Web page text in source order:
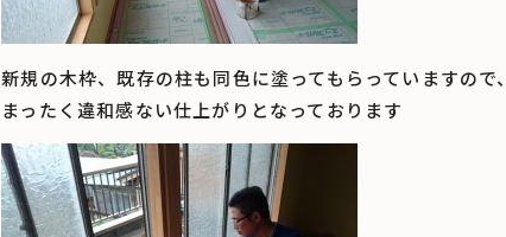
新規の木枠、既存の柱も同色に塗ってもらっていますので、
まったく違和感ない仕上がりとなっております